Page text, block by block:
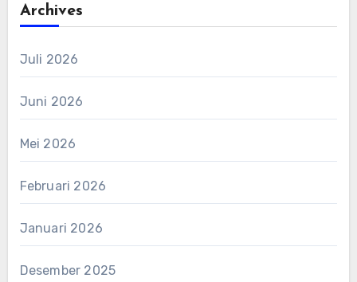
Archives
Juli 2026
Juni 2026
Mei 2026
Februari 2026
Januari 2026
Desember 2025